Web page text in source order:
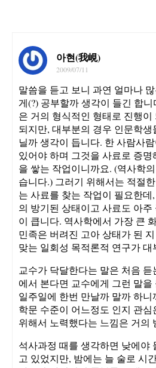
아현(我峴)
2009/07/11
말씀을 듣고 보니 과연 얼마나
게(?) 공부할까 생각이 들긴 합
은 거의 형식적인 형태로 진행
되지만, 대부분의 경우 인문학
닐까 생각이 듭니다. 한 사람사
있어야 하며 그것을 사료로 증
을 쌓는 작업이니까요. (역사학
습니다.) 그러기 위해서는 적절
는 사료를 찾는 작업이 필요한
의 방기된 상태이고 사료도 아
이 큽니다. 역사학에서 가장 큰
민족은 버려진 고아 상태가 된
맞는 일회성 목적론적 연구가
교수가 닥달한다는 말은 처음
에서 본다면 교수에게 그런 말
일주일에 한번 만날까 말까 하
학문 수준이 어느정도 인지 관
위해서 노력했다는 느낌은 거의
석사과정 때를 생각하면 낮에야
고 있었지만, 밤에는 늘 술로 시